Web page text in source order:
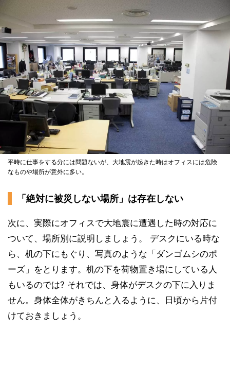
平時に仕事をする分には問題ないが、大地震が起きた時はオフィスには危険
なものや場所が意外に多い。
「絶対に被災しない場所」は存在しない
次に、実際にオフィスで大地震に遭遇した時の対応に
ついて、場所別に説明しましょう。 デスクにいる時な
ら、机の下にもぐり、写真のような「ダンゴムシのポ
ーズ」をとります。机の下を荷物置き場にしている人
もいるのでは? それでは、身体がデスクの下に入りま
せん。身体全体がきちんと入るように、日頃から片付
けておきましょう。